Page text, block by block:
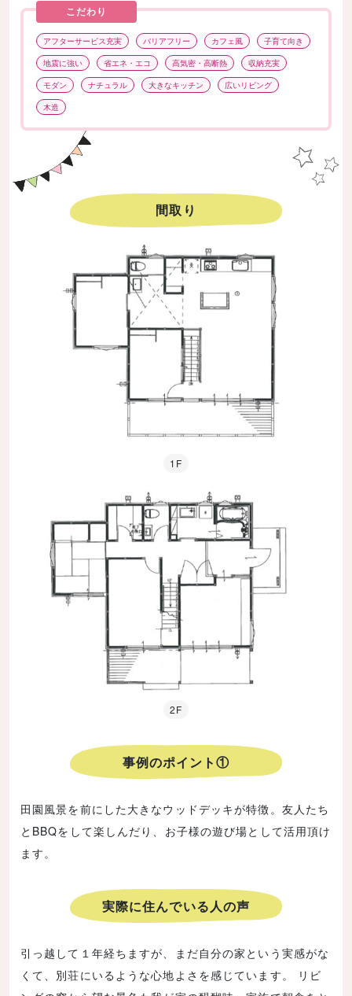
こだわり
アフターサービス充実 バリアフリー カフェ風
子育て向き
地震に強い
省エネ・エコ 高気密・高断熱
収納充実
モダン
ナチュラル 大きなキッチン
広いリビング
木造
間取り
1F
2F
事例のポイント①
田園風景を前にした大きなウッドデッキが特徴。友人たち
とBBQをして楽しんだり、お子様の遊び場として活用頂け
ます。
実際に住んでいる人の声
引っ越して１年経ちますが、まだ自分の家という実感がな
くて、別荘にいるような心地よさを感じています。 リビ